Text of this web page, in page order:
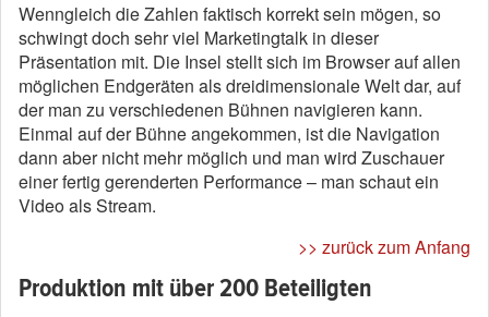
Wenngleich die Zahlen faktisch korrekt sein mögen, so
schwingt doch sehr viel Marketingtalk in dieser
Präsentation mit. Die Insel stellt sich im Browser auf allen
möglichen Endgeräten als dreidimensionale Welt dar, auf
der man zu verschiedenen Bühnen navigieren kann.
Einmal auf der Bühne angekommen, ist die Navigation
dann aber nicht mehr möglich und man wird Zuschauer
einer fertig gerenderten Performance – man schaut ein
Video als Stream.
>> zurück zum Anfang
Produktion mit über 200 Beteiligten